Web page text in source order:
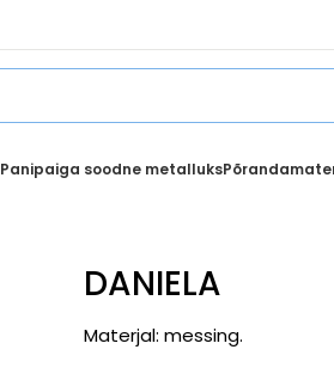
Panipaiga soodne metalluks
DANIELA
Materjal: messing.